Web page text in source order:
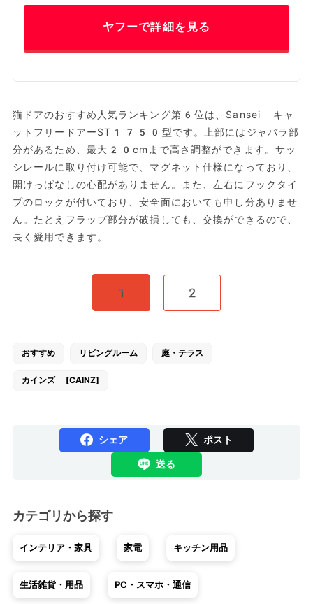
ヤフーで詳細を見る
猫ドアのおすすめ人気ランキング第6位は、Sansei キャ
ットフリードアーST1750型です。上部にはジャバラ部
分があるため、最大20cmまで高さ調整ができます。サッ
シレールに取り付け可能で、マグネット仕様になっており、
開けっぱなしの心配がありません。また、左右にフックタイ
プのロックが付いており、安全面においても申し分ありませ
ん。たとえフラップ部分が破損しても、交換ができるので、
長く愛用できます。
1 2
おすすめ リビングルーム 庭・テラス
カインズ [CAINZ]
シェア ポスト
送る
カテゴリから探す
インテリア・家具 家電 キッチン用品
生活雑貨・用品 PC・スマホ・通信